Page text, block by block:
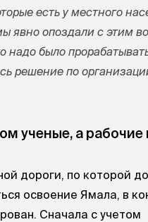
есть у местного
явно опоздали с этим
надо было
решение по
ученые, а рабочие
дороги, по которой
освоение Ямала, в
Сначала с учетом